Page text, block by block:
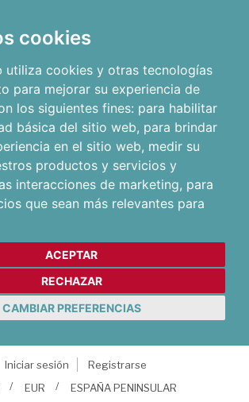
cookies
utiliza cookies y otras tecnologías
para mejorar su experiencia de
los siguientes fines: para habilitar
básica del sitio web, para brindar
en el sitio web, medir su
productos y servicios y
interacciones de marketing, para
que sean más relevantes para
ACEPTAR
RECHAZAR
CAMBIAR PREFERENCIAS
Iniciar sesión
Registrarse
EUR ESPAÑA PENINSULAR